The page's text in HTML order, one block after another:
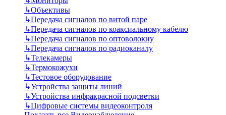
↳Объективы
↳Передача сигналов по витой паре
↳Передача сигналов по коаксиальному кабелю
↳Передача сигналов по оптоволокну
↳Передача сигналов по радиоканалу
↳Телекамеры
↳Термокожухи
↳Тестовое оборудование
↳Устройства защиты линий
↳Устройства инфракрасной подсветки
↳Цифровые системы видеоконтроля